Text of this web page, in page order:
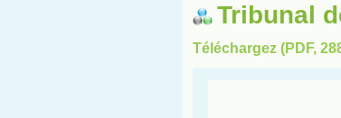
Tribunal
Téléchargez (PDF,